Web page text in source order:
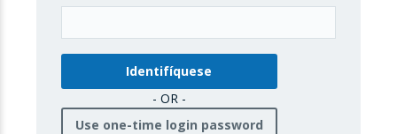
- OR -
Use one-time login password